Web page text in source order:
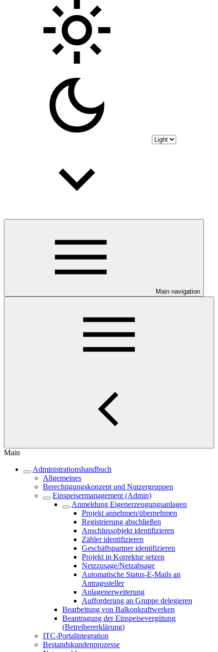
Main navigation
Main
Administrationshandbuch
Allgemeines
Berechtigungskonzept und Nutzergruppen
Einspeisermanagement (Admin)
Anmeldung Eigenerzeugungsanlagen
Projekt annehmen/übernehmen
Registrierung abschließen
Anschlussobjekt identifizieren
Zähler identifizieren
Geschäftspartner identifizieren
Projekt in Korrektur setzen
Netzzusage/Netzabsage
Automatische Status-E-Mails an
Antragssteller
Anlagenerweiterung
Aufforderung an Gruppe delegieren
Bearbeitung von Balkonkraftwerken
Beantragung der Einspeisevergütung
(Betreibererklärung)
ITC-Portalintegration
Bestandskundenprozesse